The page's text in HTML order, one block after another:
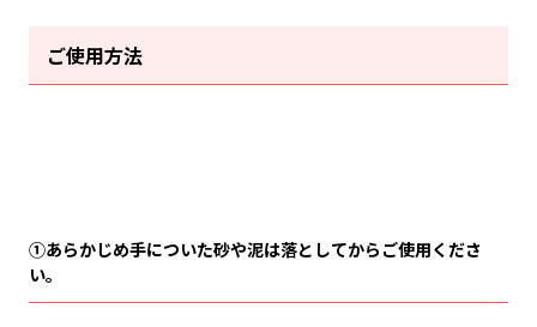
ご使用方法
①あらかじめ手についた砂や泥は落としてからご使用くださ
い。